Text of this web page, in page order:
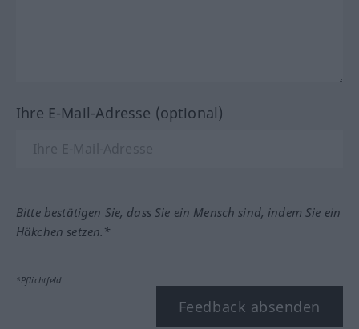
Ihre E-Mail-Adresse (optional)
Bitte bestätigen Sie, dass Sie ein Mensch sind, indem Sie ein
Häkchen setzen.*
*Pflichtfeld
Feedback absenden